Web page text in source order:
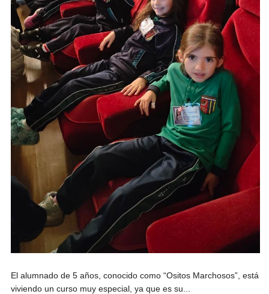
El alumnado de 5 años, conocido como “Ositos Marchosos”, está
viviendo un curso muy especial, ya que es su...